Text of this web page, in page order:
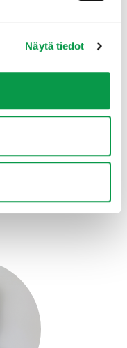
Näytä tiedot